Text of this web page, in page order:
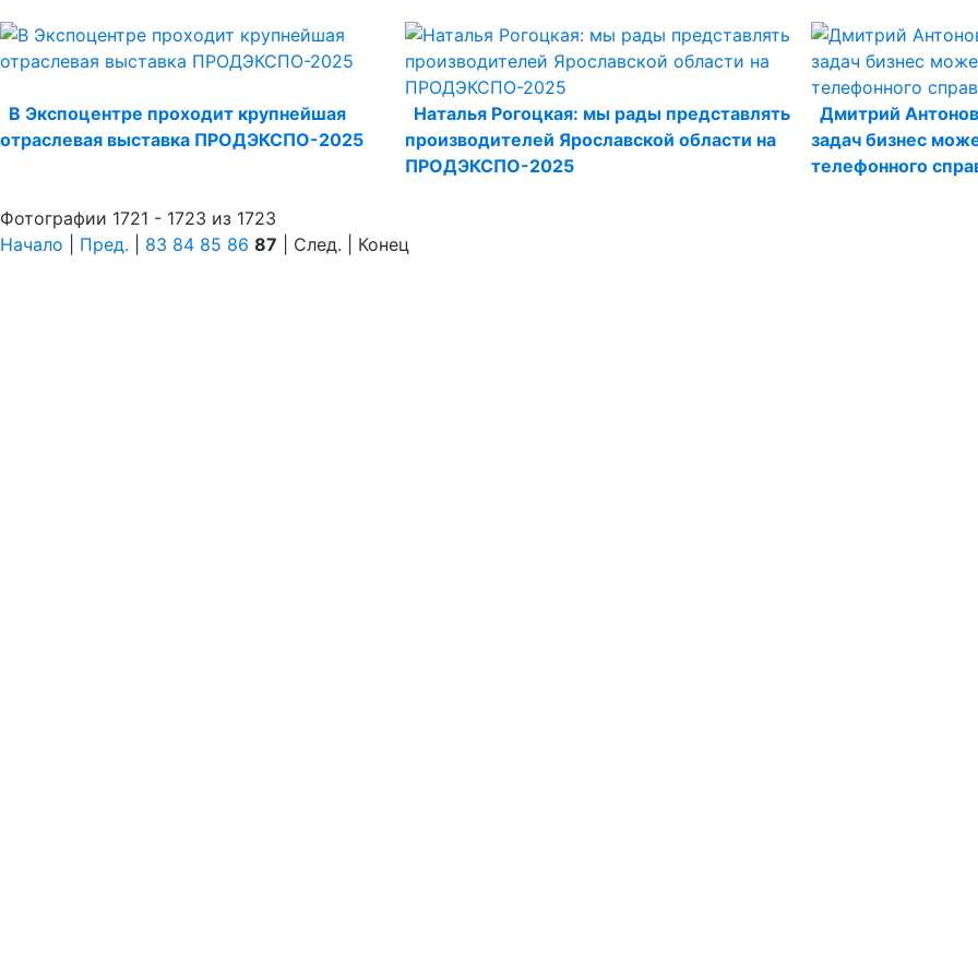
В Экспоцентре проходит крупнейшая
отраслевая выставка ПРОДЭКСПО-2025
Наталья Рогоцкая: мы рады представлять
производителей Ярославской области на
ПРОДЭКСПО-2025
Дмитрий
задач бизнес
телефонного
Фотографии 1721 - 1723 из 1723
Начало
Пред. 83 84 85 86 87 | След. | Конец